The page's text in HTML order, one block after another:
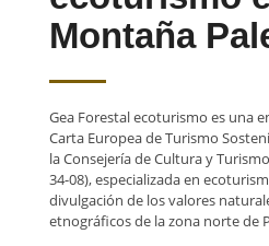
Montaña
Gea Forestal ecoturismo es una
Carta Europea de Turismo
la Consejería de Cultura y
34-08), especializada en
divulgación de los valores
etnográficos de la zona norte de